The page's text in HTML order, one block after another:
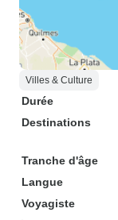
Villes & Culture
Durée
Destinations
Tranche d'âge
Langue
Voyagiste